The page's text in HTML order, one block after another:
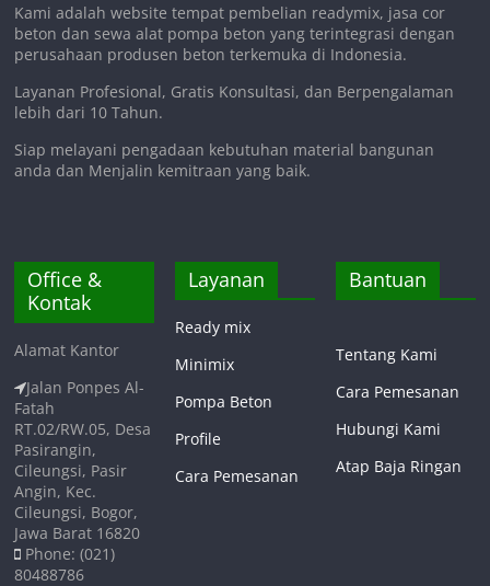
Kami adalah website tempat pembelian readymix, jasa cor
beton dan sewa alat pompa beton yang terintegrasi dengan
perusahaan produsen beton terkemuka di Indonesia.
Layanan Profesional, Gratis Konsultasi, dan Berpengalaman
lebih dari 10 Tahun.
Siap melayani pengadaan kebutuhan material bangunan
anda dan Menjalin kemitraan yang baik.
Office &
Kontak
Alamat Kantor
Jalan Ponpes Al-
Fatah
RT.02/RW.05, Desa
Pasirangin,
Cileungsi, Pasir
Angin, Kec.
Cileungsi, Bogor,
Jawa Barat 16820
Phone: (021)
80488786
Layanan
Ready mix
Minimix
Pompa Beton
Profile
Cara Pemesanan
Bantuan
Tentang Kami
Cara Pemesanan
Hubungi Kami
Atap Baja Ringan